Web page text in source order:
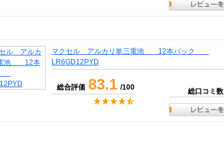
マクセル アルカリ単三電池 12本パック
LR6GD12PYD
総合評価 83.1 /100 総口コミ数